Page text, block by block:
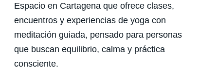
Espacio en Cartagena que ofrece clases,
encuentros y experiencias de yoga con
meditación guiada, pensado para personas
que buscan equilibrio, calma y práctica
consciente.